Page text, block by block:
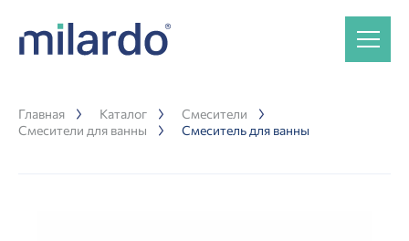
Главная Каталог
Смесители
Смесители для ванны
Смеситель для ванны